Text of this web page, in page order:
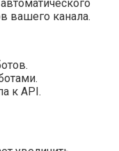
вашего канала.
к API.